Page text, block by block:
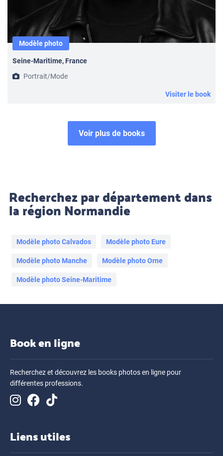
Modèle photo
Seine-Maritime, France
Portrait/Mode
Visiter le book
Voir plus de books
Recherchez par département dans
la région Normandie
Modèle photo Calvados Modèle photo Eure
Modèle photo Manche Modèle photo Orne
Modèle photo Seine-Maritime
Book en ligne
Recherchez et découvrez les books photos en ligne pour
différentes professions.
Liens utiles